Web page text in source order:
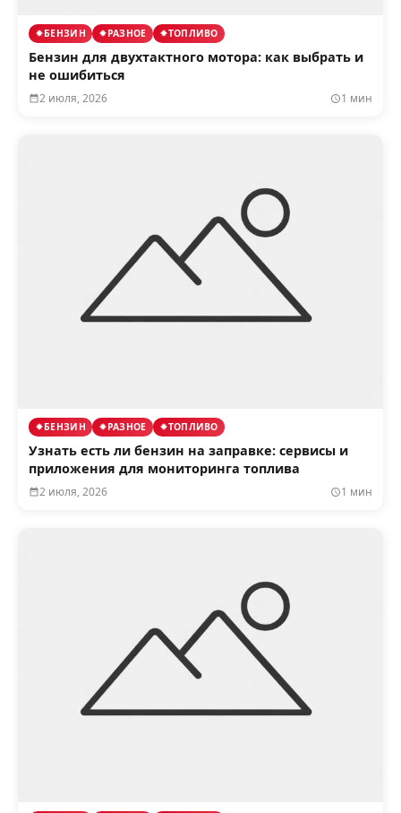
БЕНЗИН РАЗНОЕ ТОПЛИВО
Бензин для двухтактного мотора: как выбрать и
не ошибиться
2 июля, 2026 1 мин
БЕНЗИН РАЗНОЕ ТОПЛИВО
Узнать есть ли бензин на заправке: сервисы и
приложения для мониторинга топлива
2 июля, 2026 1 мин